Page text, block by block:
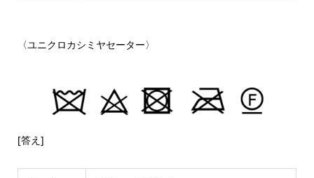
〈ユニクロカシミヤセーター〉
[答え]